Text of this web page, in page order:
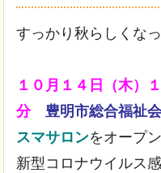
すっかり秋らしくな
１０月１４日（木）
分
豊明市総合福祉
スマサロンをオープ
新型コロナウイルス